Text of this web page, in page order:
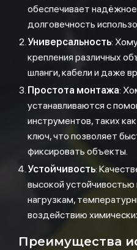
обеспечивает
долговечность
Универсальность:
крепления различных
шланги, кабели и даже
Простота монтажа:
устанавливаются с
инструментов, таких
ключ, что позволяет
фиксировать объекты.
Устойчивость:
высокой
нагрузкам,
воздействию
Преимущества